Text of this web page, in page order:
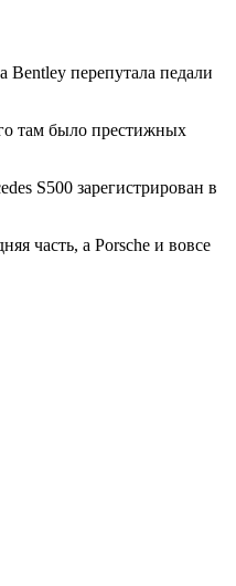
перепутала педали
там было престижных
S500 зарегистрирован в
часть, а Porsche и вовсе